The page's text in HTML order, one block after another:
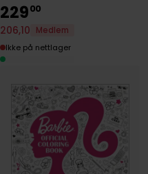
22900
206,10
Medlem
Ikke på nettlager